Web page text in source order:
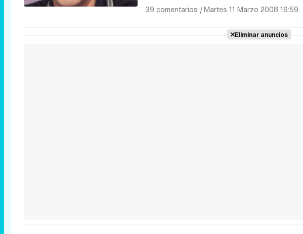
39 comentarios |Martes 11 Marzo 2008 16:59
Eliminar anuncios